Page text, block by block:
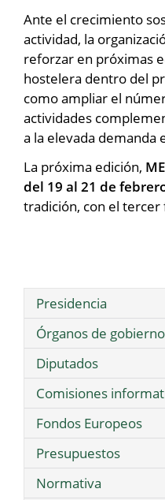
Ante el crecimiento
actividad, la
reforzar en próximas
hostelera dentro del
como ampliar el
actividades
a la elevada demanda
La próxima edición,
del 19 al 21 de
tradición, con el
Presidencia
Órganos de gobierno
Diputados
Comisiones
Fondos Europeos
Presupuestos
Normativa